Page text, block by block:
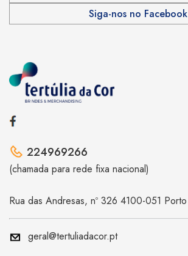
Siga-nos no Facebook
224969266
(chamada para rede fixa nacional)
Rua das Andresas, nº 326 4100-051 Porto
geral@tertuliadacor.pt